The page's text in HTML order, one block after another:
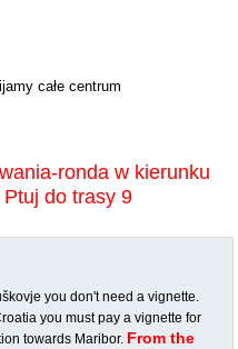
całe centrum
ronda w kierunku
do trasy 9
you don't need a vignette.
you must pay a vignette for
towards Maribor. From the